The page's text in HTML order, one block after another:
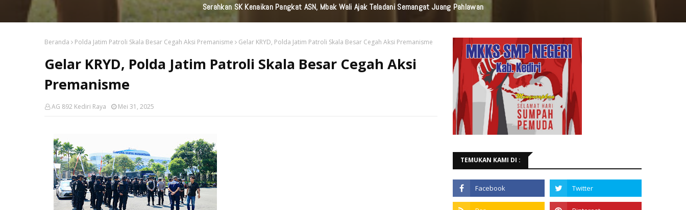
Serahkan SK Kenaikan Pangkat ASN, Mbak Wali Ajak Teladani Semangat Juang Pahlawan
Beranda Polda Jatim Patroli Skala Besar Cegah Aksi Premanisme Gelar KRYD, Polda Jatim Patroli Skala Besar Cegah Aksi Premanisme
Gelar KRYD, Polda Jatim Patroli Skala Besar Cegah Aksi
Premanisme
AG 892 Kediri Raya Mei 31, 2025
TEMUKAN KAMI DI :